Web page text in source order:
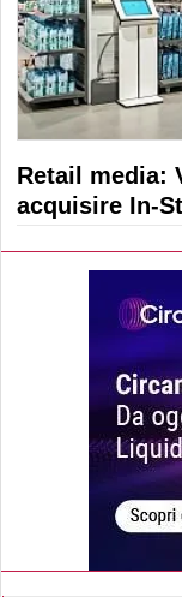
Retail media:
acquisire In-